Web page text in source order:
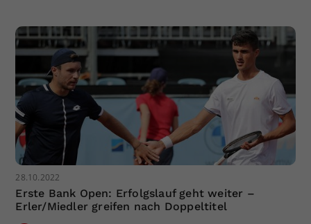
28.10.2022
Erste Bank Open: Erfolgslauf geht weiter –
Erler/Miedler greifen nach Doppeltitel
Einstellungen. Unter anderem eine
zufällig generierte ID, für die
historische Speicherung Ihrer
vorgenommen Einstellungen, falls der
Webseiten-Betreiber dies eingestellt
hat.